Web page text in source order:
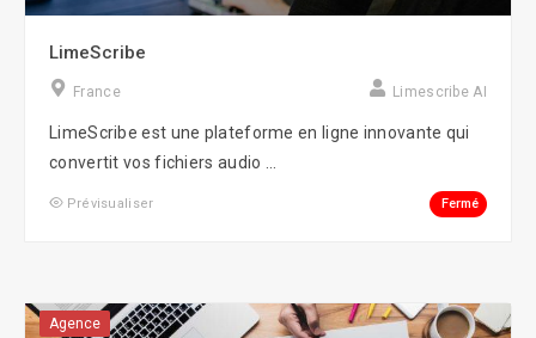
LimeScribe
France Limescribe AI
LimeScribe est une plateforme en ligne innovante qui
convertit vos fichiers audio ...
Prévisualiser Fermé
Agence